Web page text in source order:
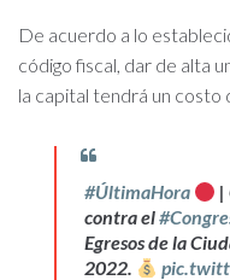
De acuerdo a lo
código fiscal, dar de alta
la capital tendrá un costo
#ÚltimaHora
|
contra el
Egresos de la
2022.